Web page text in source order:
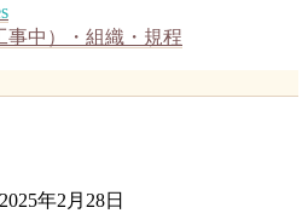
事中）・組織・規程
年2月28日